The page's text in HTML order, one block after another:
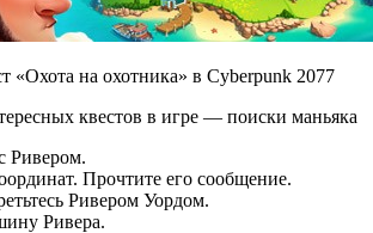
квестов в игре — поиски маньяка
Ривером.
Прочтите его сообщение.
Ривером Уордом.
Ривера.